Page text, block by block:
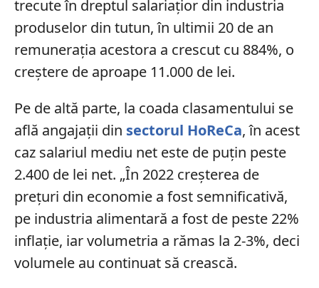
trecute în dreptul salariațior din industria
produselor din tutun, în ultimii 20 de an
remunerația acestora a crescut cu 884%, o
creștere de aproape 11.000 de lei.
Pe de altă parte, la coada clasamentului se
află angajații din sectorul HoReCa, în acest
caz salariul mediu net este de puțin peste
2.400 de lei net. „În 2022 creșterea de
prețuri din economie a fost semnificativă,
pe industria alimentară a fost de peste 22%
inflație, iar volumetria a rămas la 2-3%, deci
volumele au continuat să crească.